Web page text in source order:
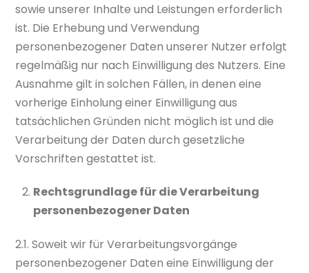
sowie unserer Inhalte und Leistungen erforderlich
ist. Die Erhebung und Verwendung
personenbezogener Daten unserer Nutzer erfolgt
regelmäßig nur nach Einwilligung des Nutzers. Eine
Ausnahme gilt in solchen Fällen, in denen eine
vorherige Einholung einer Einwilligung aus
tatsächlichen Gründen nicht möglich ist und die
Verarbeitung der Daten durch gesetzliche
Vorschriften gestattet ist.
Rechtsgrundlage für die Verarbeitung
personenbezogener Daten
2.1. Soweit wir für Verarbeitungsvorgänge
personenbezogener Daten eine Einwilligung der